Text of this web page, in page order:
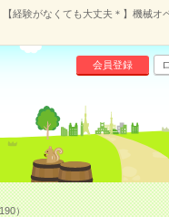
【経験がなくても大丈夫＊】機械オ
会員登録
）